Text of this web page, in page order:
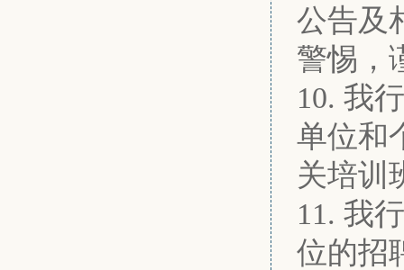
公告及
警惕，
10. 我
单位和
关培训
11. 我
位的招